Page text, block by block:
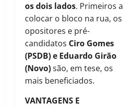
os dois lados. Primeiros a
colocar o bloco na rua, os
opositores e pré-
candidatos Ciro Gomes
(PSDB) e Eduardo Girão
(Novo)são, em tese, os
mais beneficiados.
VANTAGENS E